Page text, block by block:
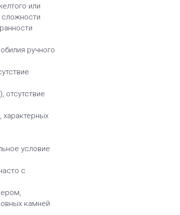
или
ручного
отсутствие
характерных
условие
с
камней